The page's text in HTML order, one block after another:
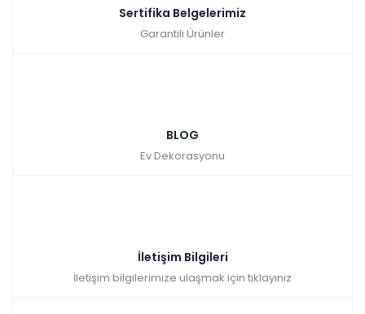
Sertifika Belgelerimiz
Garantili Ürünler
BLOG
Ev Dekorasyonu
İletişim Bilgileri
İletişim bilgilerimize ulaşmak için tıklayınız